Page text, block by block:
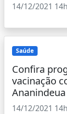
14/12/2021
Saúde
Confira
vacinação
Ananindeua
14/12/2021